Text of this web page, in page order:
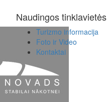
Naudingos tinklavietės
Turizmo informacija
Foto ir Video
Kontaktai